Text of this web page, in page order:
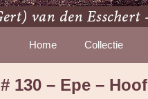
Home Collectie
# 130 – Epe –